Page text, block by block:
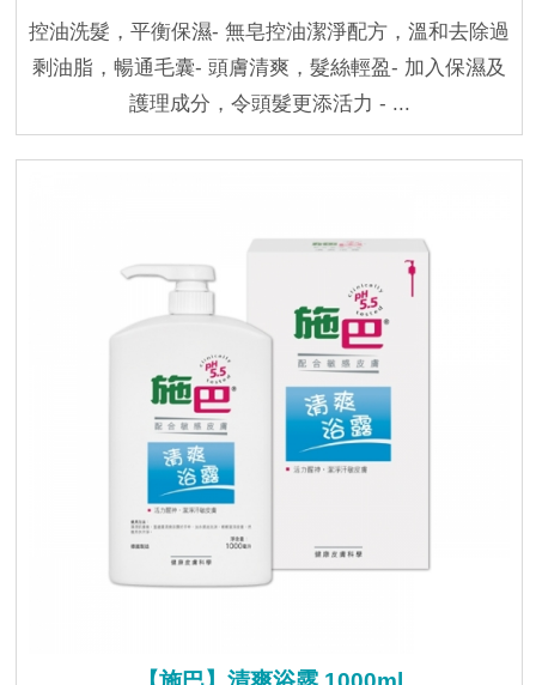
控油洗髮，平衡保濕- 無皂控油潔淨配方，溫和去除過
剩油脂，暢通毛囊- 頭膚清爽，髮絲輕盈- 加入保濕及
護理成分，令頭髮更添活力 - ...